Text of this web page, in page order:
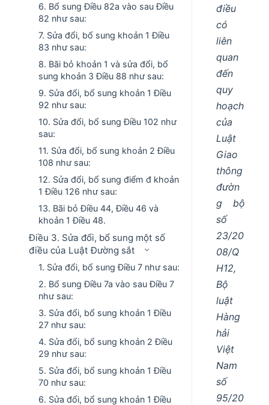
6. Bổ sung Điều 82a vào sau Điều
82 như sau:
7. Sửa đổi, bổ sung khoản 1 Điều
83 như sau:
8. Bãi bỏ khoản 1 và sửa đổi, bổ
sung khoản 3 Điều 88 như sau:
9. Sửa đổi, bổ sung khoản 1 Điều
92 như sau:
10. Sửa đổi, bổ sung Điều 102 như
sau:
11. Sửa đổi, bổ sung khoản 2 Điều
108 như sau:
12. Sửa đổi, bổ sung điểm đ khoản
1 Điều 126 như sau:
13. Bãi bỏ Điều 44, Điều 46 và
khoản 1 Điều 48.
Điều 3. Sửa đổi, bổ sung một số
điều của Luật Đường sắt
1. Sửa đổi, bổ sung Điều 7 như sau:
2. Bổ sung Điều 7a vào sau Điều 7
như sau:
3. Sửa đổi, bổ sung khoản 1 Điều
27 như sau:
4. Sửa đổi, bổ sung khoản 2 Điều
29 như sau:
5. Sửa đổi, bổ sung khoản 1 Điều
70 như sau:
6. Sửa đổi, bổ sung khoản 1 Điều
điều
có
liên
quan
đến
quy
hoạch
của
Luật
Giao
thông
đườn
g bộ
số
23/20
08/Q
H12,
Bộ
luật
Hàng
hải
Việt
Nam
số
95/20